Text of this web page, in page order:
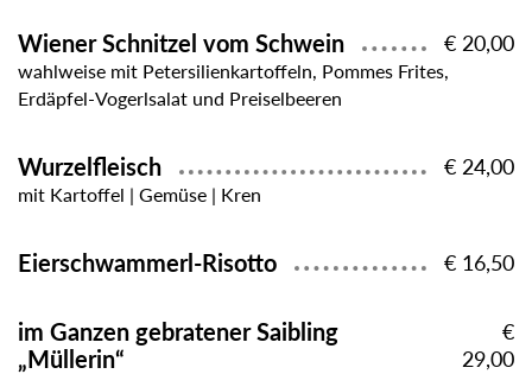
Wiener Schnitzel vom Schwein € 20,00
wahlweise mit Petersilienkartoffeln, Pommes Frites,
Erdäpfel-Vogerlsalat und Preiselbeeren
Wurzelfleisch € 24,00
mit Kartoffel | Gemüse | Kren
Eierschwammerl-Risotto € 16,50
im Ganzen gebratener Saibling
„Müllerin“
€
29,00